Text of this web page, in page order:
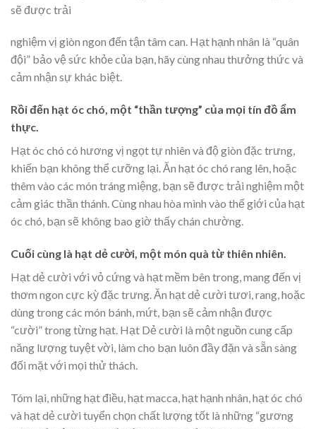
sẽ được trải
nghiệm vị giòn ngon đến tận tâm can. Hạt hạnh nhân là “quân
đội” bảo vệ sức khỏe của bạn, hãy cùng nhau thưởng thức và
cảm nhận sự khác biệt.
Rồi đến hạt óc chó, một “thần tượng” của mọi tín đồ ẩm
thực.
Hạt óc chó có hương vị ngọt tự nhiên và độ giòn đặc trưng,
khiến bạn không thể cưỡng lại. Ăn hạt óc chó rang lên, hoặc
thêm vào các món tráng miệng, bạn sẽ được trải nghiệm một
cảm giác thần thánh. Cùng nhau hòa mình vào thế giới của hạt
óc chó, bạn sẽ không bao giờ thấy chán chường.
Cuối cùng là hạt dẻ cười, một món quà từ thiên nhiên.
Hạt dẻ cười với vỏ cứng và hạt mềm bên trong, mang đến vị
thơm ngon cực kỳ đặc trưng. Ăn hạt dẻ cười tươi, rang, hoặc
dùng trong các món bánh, mứt, bạn sẽ cảm nhận được
“cười” trong từng hạt. Hạt Dẻ cười là một nguồn cung cấp
năng lượng tuyệt vời, làm cho bạn luôn đầy đặn và sẵn sàng
đối mặt với mọi thử thách.
Tóm lại, những hạt điều, hạt macca, hạt hạnh nhân, hạt óc chó
và hạt dẻ cười tuyển chọn chất lượng tốt là những “gương